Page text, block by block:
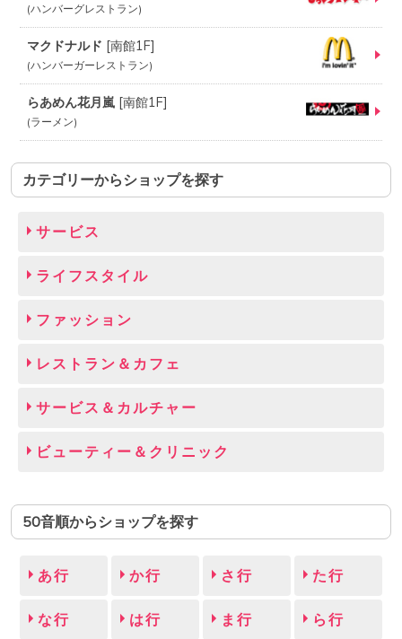
ハンバーグレストラン
マクドナルド [南館1F]
ハンバーガーレストラン
らあめん花月嵐 [南館1F]
ラーメン
カテゴリーからショップを探す
サービス
ライフスタイル
ファッション
レストラン＆カフェ
サービス＆カルチャー
ビューティー＆クリニック
50音順からショップを探す
あ行 か行 さ行 た行
な行 は行 ま行 ら行